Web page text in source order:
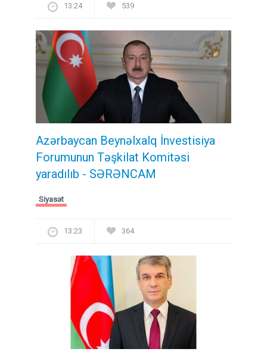
13:24 539
Azərbaycan Beynəlxalq İnvestisiya
Forumunun Təşkilat Komitəsi
yaradılıb - SƏRƏNCAM
Siyasət
13:23 364